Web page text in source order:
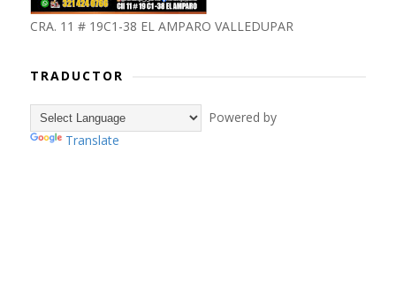
CRA. 11 # 19C1-38 EL AMPARO VALLEDUPAR
TRADUCTOR
Powered by
Translate